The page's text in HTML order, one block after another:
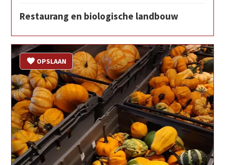
Restaurang en biologische landbouw
OPSLAAN